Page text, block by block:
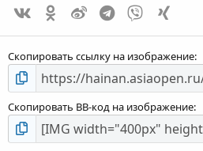
Vk
Ok WeiboTelegram
Viber
Скопировать ссылку на изображение
Скопировать BB-код на изображение